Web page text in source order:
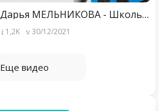
Алена КОСТОРНАЯ vs Дарья МЕЛЬНИКОВА - Школьный квиз / Ответь по-братски
1,2K 30/12/2021
Еще видео